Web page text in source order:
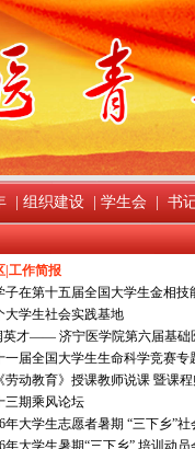
组织建设 学生会 书
|工作简报
子在第十五届全国大学生金相技
大学生社会实践基地
英才—— 济宁医学院第六届基础
一届全国大学生生命科学竞赛专
劳动教育》授课教师说课 暨课程
三期乘风论坛
年大学生志愿者暑期 “三下乡”社
年大学生暑期“三下乡” 培训动员